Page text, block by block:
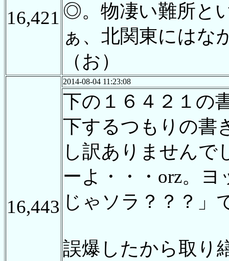
16,421 ◎。物凄い難所と
ぁ、北関東にはな
（お）
16,443
2014-08-04 11:23:08
下の１６４２１の
下するつもりの書
し訳ありませんで
ーよ・・・orz。
じゃソラ？？？」
誤爆したから取り